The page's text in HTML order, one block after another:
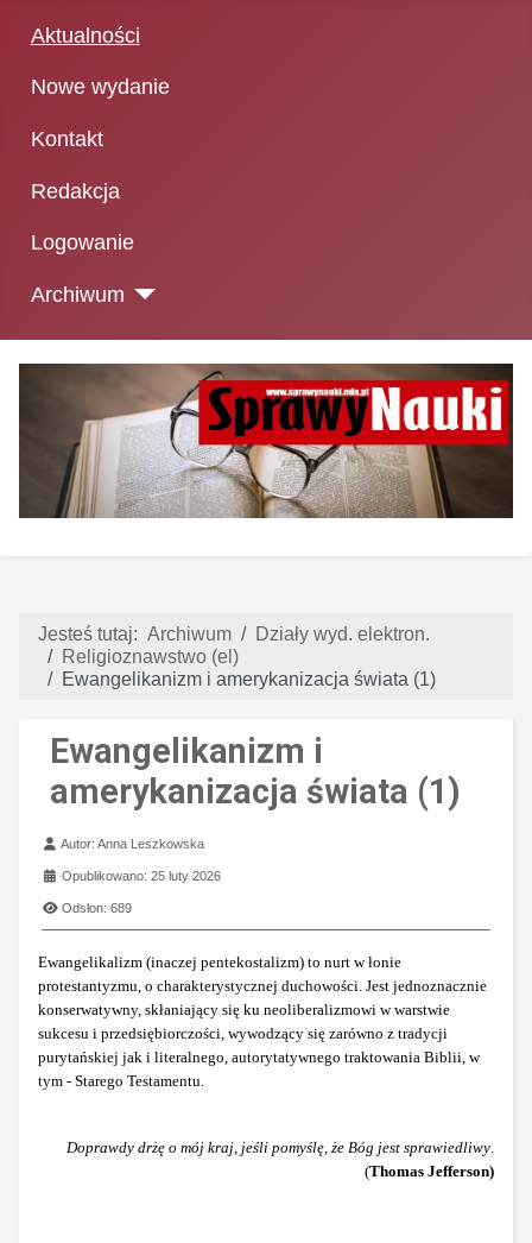
Aktualności
Nowe wydanie
Kontakt
Redakcja
Logowanie
Archiwum
Jesteś tutaj: Archiwum
Działy wyd. elektron.
Religioznawstwo (el)
Ewangelikanizm i amerykanizacja świata (1)
Ewangelikanizm i
amerykanizacja świata (1)
Szczegóły
Autor:Anna Leszkowska
Opublikowano: 25 luty 2026
Odsłon: 689
Ewangelikalizm (inaczej pentekostalizm) to nurt w łonie
protestantyzmu, o charakterystycznej duchowości. Jest jednoznacznie
konserwatywny, skłaniający się ku neoliberalizmowi w warstwie
sukcesu i przedsiębiorczości, wywodzący się zarówno z tradycji
purytańskiej jak i literalnego, autorytatywnego traktowania Biblii, w
tym - Starego Testamentu.
Doprawdy drżę o mój kraj, jeśli pomyślę, że Bóg jest sprawiedliwy
(Thomas Jefferson)